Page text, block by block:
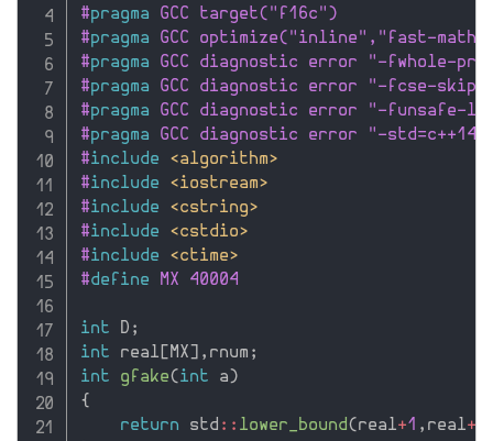
#pragma GCC target("f16c")
#pragma GCC optimize("inline","fast-
#pragma GCC diagnostic error "-fwhole-
#pragma GCC diagnostic error "-fcse-skip-
#pragma GCC diagnostic error "-funsafe-
#pragma GCC diagnostic error "-std=c++14"
#include
<algorithm>
#include
<iostream>
#include
<cstring>
#include
<cstdio>
#include
<ctime>
#define MX 40004
int D ;
int real [MX] , rnum ;
int
gfake(int a)
{
return std :: lower_bound(real+1 , real+